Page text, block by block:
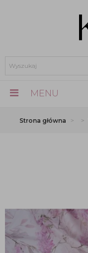
MENU
Strona główna